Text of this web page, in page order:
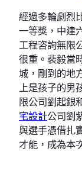
經過多輪劇烈
一等獎，中建
工程咨詢無限
很重。裴毅當
城，剛到的地
上是孩子的男
限公司劉起銀
宅設計公司劉
與選手憑借扎
才能，成為本